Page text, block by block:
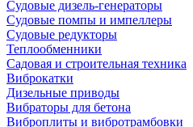
Судовые дизель-генераторы
Судовые помпы и импеллеры
Судовые редукторы
Теплообменники
Садовая и строительная техника
Виброкатки
Дизельные приводы
Вибраторы для бетона
Виброплиты и вибротрамбовки